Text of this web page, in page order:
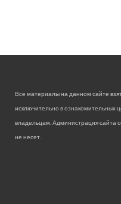
Все материалы на данном сайте
исключительно в ознакомительных
владельцам. Администрация сайта
не несет.